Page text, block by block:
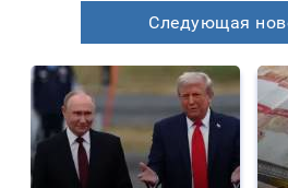
Следующая